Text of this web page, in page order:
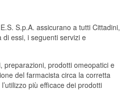
S.p.A. assicurano a tutti Cittadini,
essi, i seguenti servizi e
preparazioni, prodotti omeopatici e
del farmacista circa la corretta
più efficace dei prodotti